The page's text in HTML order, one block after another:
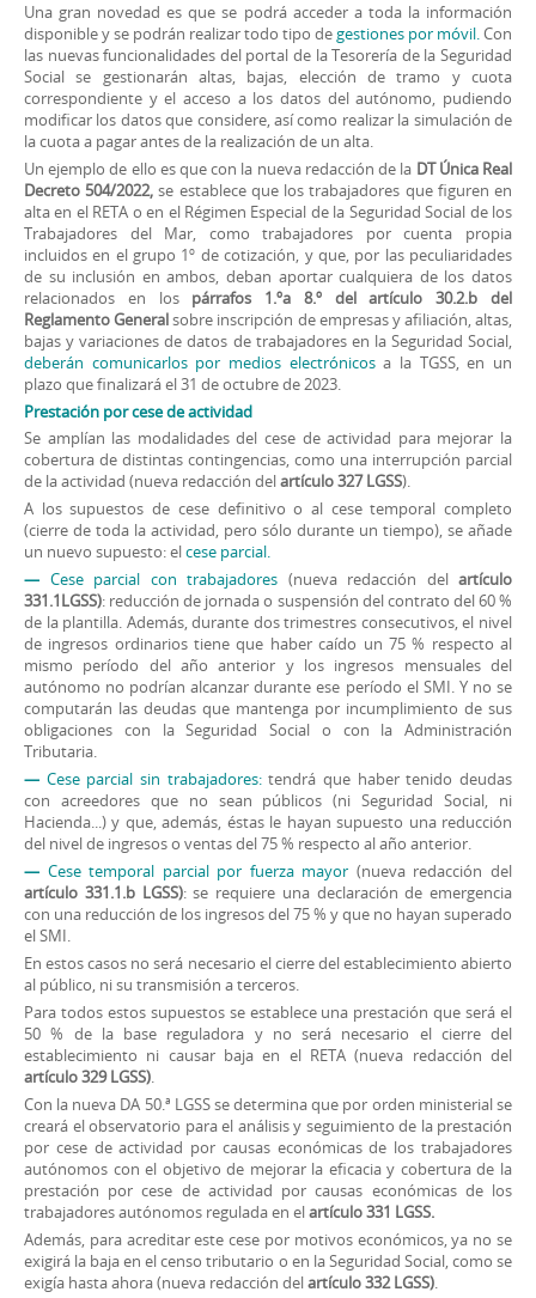
Una gran novedad es que se podrá acceder a toda la información
disponible y se podrán realizar todo tipo degestiones por móvil.Con
las nuevas funcionalidades del portal de la Tesorería de la Seguridad
Social se gestionarán altas, bajas, elección de tramo y cuota
correspondiente y el acceso a los datos del autónomo, pudiendo
modificar los datos que considere, así como realizar la simulación de
la cuota a pagar antes de la realización de un alta.
Un ejemplo de ello es que con la nueva redacción de la DT Única Real
Decreto 504/2022, se establece que los trabajadores que figuren en
alta en el RETA o en el Régimen Especial de la Seguridad Social de los
Trabajadores del Mar, como trabajadores por cuenta propia
incluidos en el grupo 1º de cotización, y que, por las peculiaridades
de su inclusión en ambos, deban aportar cualquiera de los datos
relacionados en los párrafos 1.ºa 8.º del artículo 30.2.b del
Reglamento Generalsobre inscripción de empresas y afiliación, altas,
bajas y variaciones de datos de trabajadores en la Seguridad Social,
deberán comunicarlos por medios electrónicosa la TGSS, en un
plazo que finalizará el 31 de octubre de 2023.
Prestación por cese de actividad
Se amplían las modalidades del cese de actividad para mejorar la
cobertura de distintas contingencias, como una interrupción parcial
de la actividad (nueva redacción delartículo 327 LGSS).
A los supuestos de cese definitivo o al cese temporal completo
(cierre de toda la actividad, pero sólo durante un tiempo), se añade
un nuevo supuesto: elcese parcial.
— Cese parcial con trabajadores (nueva redacción del artículo
331.1LGSS): reducción de jornada o suspensión del contrato del 60 %
de la plantilla. Además, durante dos trimestres consecutivos, el nivel
de ingresos ordinarios tiene que haber caído un 75 % respecto al
mismo período del año anterior y los ingresos mensuales del
autónomo no podrían alcanzar durante ese período el SMI. Y no se
computarán las deudas que mantenga por incumplimiento de sus
obligaciones con la Seguridad Social o con la Administración
Tributaria.
— Cese parcial sin trabajadores:tendrá que haber tenido deudas
con acreedores que no sean públicos (ni Seguridad Social, ni
Hacienda...) y que, además, éstas le hayan supuesto una reducción
del nivel de ingresos o ventas del 75 % respecto al año anterior.
— Cese temporal parcial por fuerza mayor (nueva redacción del
artículo 331.1.b LGSS): se requiere una declaración de emergencia
con una reducción de los ingresos del 75 % y que no hayan superado
el SMI.
En estos casos no será necesario el cierre del establecimiento abierto
al público, ni su transmisión a terceros.
Para todos estos supuestos se establece una prestación que será el
50 % de la base reguladora y no será necesario el cierre del
establecimiento ni causar baja en el RETA (nueva redacción del
artículo 329 LGSS).
Con la nueva DA 50.ª LGSS se determina que por orden ministerial se
creará el observatorio para el análisis y seguimiento de la prestación
por cese de actividad por causas económicas de los trabajadores
autónomos con el objetivo de mejorar la eficacia y cobertura de la
prestación por cese de actividad por causas económicas de los
trabajadores autónomos regulada en elartículo 331 LGSS.
Además, para acreditar este cese por motivos económicos, ya no se
exigirá la baja en el censo tributario o en la Seguridad Social, como se
exigía hasta ahora (nueva redacción delartículo 332 LGSS).